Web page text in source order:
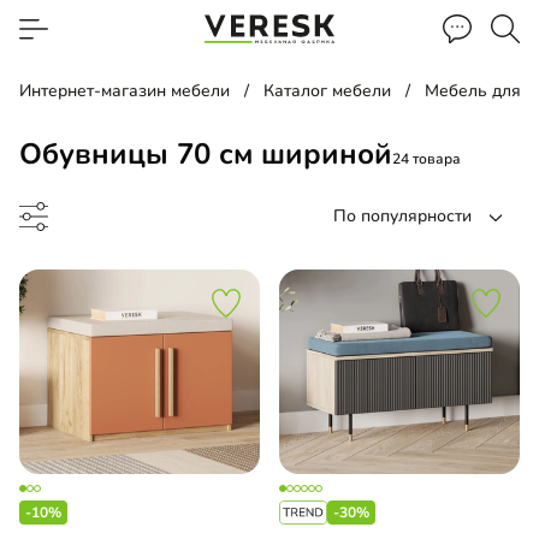
Интернет-магазин мебели Каталог мебели Мебель для
Обувницы 70 см шириной24 товара
По популярности
для обуви
-10% -30%